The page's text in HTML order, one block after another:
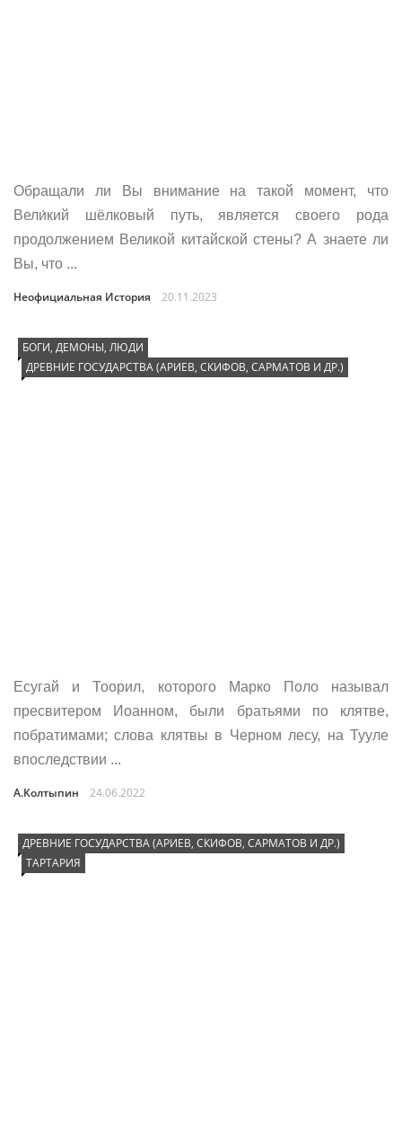
Обращали ли Вы внимание на такой момент, что
Вели́кий шёлковый путь, является своего рода
продолжением Великой китайской стены? А знаете ли
Вы, что ...
Неофициальная История 20.11.2023
БОГИ, ДЕМОНЫ, ЛЮДИ
ДРЕВНИЕ ГОСУДАРСТВА (АРИЕВ, СКИФОВ, САРМАТОВ И ДР.)
Есугай и Тоорил, которого Марко Поло называл
пресвитером Иоанном, были братьями по клятве,
побратимами; слова клятвы в Черном лесу, на Тууле
впоследствии ...
А.Колтыпин 24.06.2022
ДРЕВНИЕ ГОСУДАРСТВА (АРИЕВ, СКИФОВ, САРМАТОВ И ДР.)
ТАРТАРИЯ